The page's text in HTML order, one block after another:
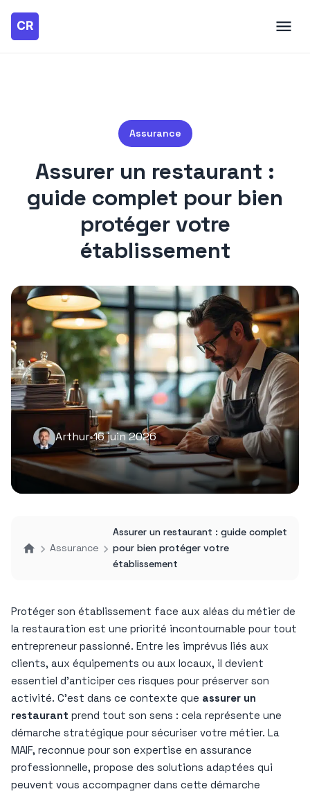
Assurance
Assurer un restaurant :
guide complet pour bien
protéger votre
établissement
Arthur•16 juin 2026
Assurance
Assurer un restaurant : guide complet
pour bien protéger votre
établissement
Protéger son établissement face aux aléas du métier de
la restauration est une priorité incontournable pour tout
entrepreneur passionné. Entre les imprévus liés aux
clients, aux équipements ou aux locaux, il devient
essentiel d’anticiper ces risques pour préserver son
activité. C’est dans ce contexte que assurer un
restaurant prend tout son sens : cela représente une
démarche stratégique pour sécuriser votre métier. La
MAIF, reconnue pour son expertise en assurance
professionnelle, propose des solutions adaptées qui
peuvent vous accompagner dans cette démarche